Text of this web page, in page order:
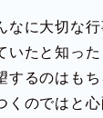
なに大切な行
いたと知っ
するのはも
くのではと心